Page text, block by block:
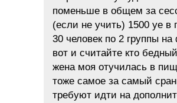
поменьше в общем за
(если не учить) 1500 уе в
30 человек по 2 группы на
вот и считайте кто
жена моя отучилась в
тоже самое за самый
требуют идти на